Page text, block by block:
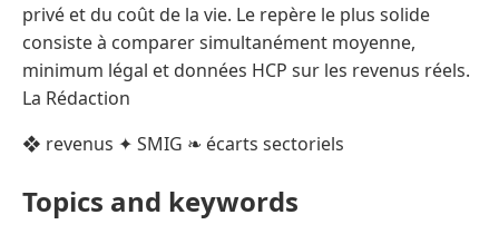
privé et du coût de la vie. Le repère le plus solide
consiste à comparer simultanément moyenne,
minimum légal et données HCP sur les revenus réels.
La Rédaction
❖ revenus ✦ SMIG ❧ écarts sectoriels
Topics and keywords